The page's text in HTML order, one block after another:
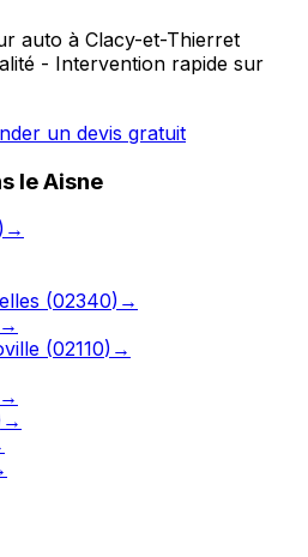
auto à Clacy-et-Thierret
- Intervention rapide sur
un devis gratuit
leAisne
) →
(02340) →
→
(02110) →
→
→